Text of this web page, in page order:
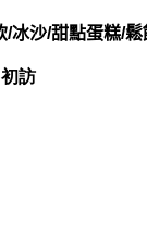
/冰沙/甜點蛋糕/
訪